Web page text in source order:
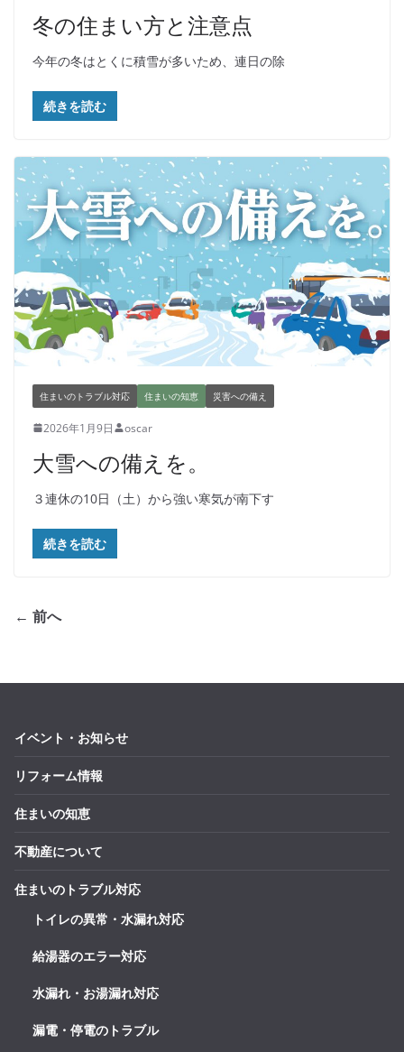
冬の住まい方と注意点
今年の冬はとくに積雪が多いため、連日の除
続きを読む
住まいのトラブル対応 住まいの知恵 災害への備え
2026年1月9日 oscar
大雪への備えを。
３連休の10日（土）から強い寒気が南下す
続きを読む
← 前へ
イベント・お知らせ
リフォーム情報
住まいの知恵
不動産について
住まいのトラブル対応
トイレの異常・水漏れ対応
給湯器のエラー対応
水漏れ・お湯漏れ対応
漏電・停電のトラブル